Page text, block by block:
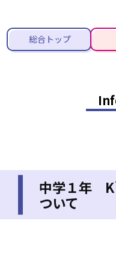
総合トップ
中学１年
ついて